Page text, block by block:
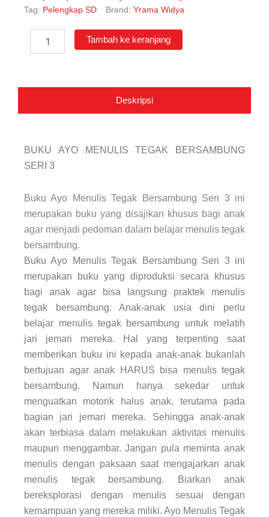
Tag: Pelengkap SD Brand: Yrama Widya
Tambah ke keranjang
Deskripsi
BUKU AYO MENULIS TEGAK BERSAMBUNG
SERI 3
Buku Ayo Menulis Tegak Bersambung Seri 3 ini
merupakan buku yang disajikan khusus bagi anak
agar menjadi pedoman dalam belajar menulis tegak
bersambung.
BukuAyo Menulis Tegak Bersambung Seri 3 ini
merupakan buku yang diproduksi secara khusus
bagi anak agar bisa langsung praktek menulis
tegak bersambung. Anak-anak usia dini perlu
belajar menulis tegak bersambung untuk melatih
jari jemari mereka. Hal yang terpenting saat
memberikan buku ini kepada anak-anak bukanlah
bertujuan agar anak HARUS bisa menulis tegak
bersambung. Namun hanya sekedar untuk
menguatkan motorik halus anak, terutama pada
bagian jari jemari mereka. Sehingga anak-anak
akan terbiasa dalam melakukan aktivitas menulis
maupun menggambar. Jangan pula meminta anak
menulis dengan paksaan saat mengajarkan anak
menulis tegak bersambung. Biarkan anak
bereksplorasi dengan menulis sesuai dengan
kemampuan yang mereka miliki. Ayo Menulis Tegak